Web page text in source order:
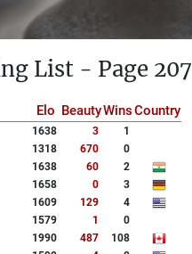
List - Page 207
Elo BeautyWinsCountry
1638 3
1
1318 670
0
1638 60
2
1658 0
3
1609 129
4
1579 1
0
1990 487
108